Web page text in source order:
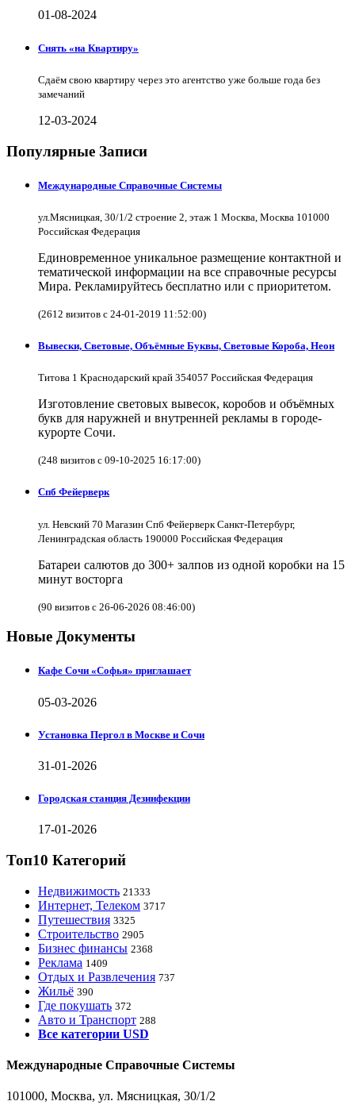
01-08-2024
Снять «на Квартиру»
Сдаём свою квартиру через это агентство уже больше года без
замечаний
12-03-2024
Популярные Записи
Международные Справочные Системы
ул.Мясницкая, 30/1/2 строение 2, этаж 1 Москва, Москва 101000
Российская Федерация
Единовременное уникальное размещение контактной и
тематической информации на все справочные ресурсы
Мира. Рекламируйтесь бесплатно или с приоритетом.
(2612 визитов с 24-01-2019 11:52:00)
Вывески, Световые, Объёмные Буквы, Световые Короба, Неон
Титова 1 Краснодарский край 354057 Российская Федерация
Изготовление световых вывесок, коробов и объёмных
букв для наружней и внутренней рекламы в городе-
курорте Сочи.
(248 визитов с 09-10-2025 16:17:00)
Спб Фейерверк
ул. Невский 70 Магазин Спб Фейерверк Санкт-Петербург,
Ленинградская область 190000 Российская Федерация
Батареи салютов до 300+ залпов из одной коробки на 15
минут восторга
(90 визитов с 26-06-2026 08:46:00)
Новые Документы
Кафе Сочи «Софья» приглашает
05-03-2026
Установка Пергол в Москве и Сочи
31-01-2026
Городская станция Дезинфекции
17-01-2026
Топ10 Категорий
Недвижимость 21333
Интернет, Телеком 3717
Путешествия 3325
Строительство 2905
Бизнес финансы 2368
Реклама 1409
Отдых и Развлечения 737
Жильё 390
Где покушать 372
Авто и Транспорт 288
Все категории USD
Международные Справочные Системы
101000, Москва, ул. Мясницкая, 30/1/2